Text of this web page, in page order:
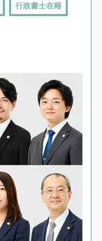
行政書士在籍